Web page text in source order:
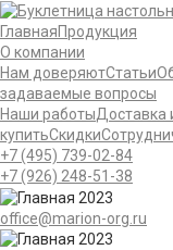
ГлавнаяПродукция
О компании
Нам доверяютСтатьи
задаваемые вопросы
Наши работыДоставка
купитьСкидки
+7 (495) 739-02-84
+7 (926) 248-51-38
office@marion-org.ru